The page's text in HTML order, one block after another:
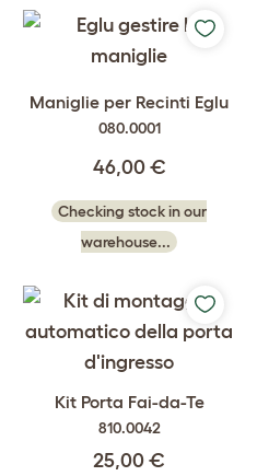
Maniglie per Recinti Eglu
080.0001
46,00 €
Checking stock in our
warehouse...
Kit Porta Fai-da-Te
810.0042
25,00 €